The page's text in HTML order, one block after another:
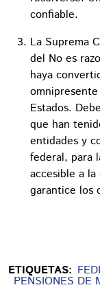
confiable.
La Suprema
del No es
haya
Estados.
que han
entidades y
federal, para
accesible a
garantice los
ETIQUETAS:
PENSIONES DE